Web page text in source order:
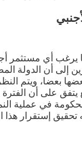
أي مستثمر
أن الدولة
بعضا،
على أن
في عملية
إستقرار